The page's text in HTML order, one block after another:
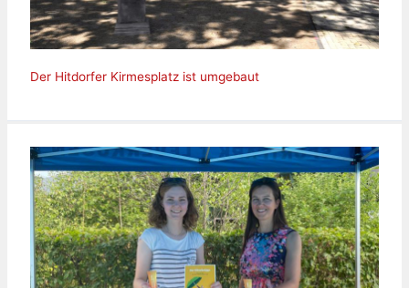
Der Hitdorfer Kirmesplatz ist umgebaut